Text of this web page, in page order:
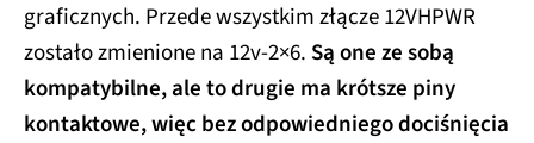
graficznych. Przede wszystkim złącze 12VHPWR
zostało zmienione na 12v-2×6. Są one ze sobą
kompatybilne, ale to drugie ma krótsze piny
kontaktowe, więc bez odpowiedniego dociśnięcia